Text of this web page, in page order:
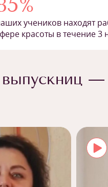
учеников находят
красоты в течение 3